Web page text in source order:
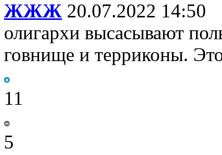
ЖЖЖ 20.07.2022 14:50
олигархи высасывают
говнище и терриконы.
11
5